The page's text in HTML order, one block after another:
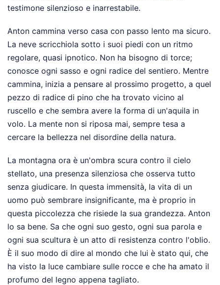
testimone silenzioso e inarrestabile.
Anton cammina verso casa con passo lento ma sicuro.
La neve scricchiola sotto i suoi piedi con un ritmo
regolare, quasi ipnotico. Non ha bisogno di torce;
conosce ogni sasso e ogni radice del sentiero. Mentre
cammina, inizia a pensare al prossimo progetto, a quel
pezzo di radice di pino che ha trovato vicino al
ruscello e che sembra avere la forma di un'aquila in
volo. La mente non si riposa mai, sempre tesa a
cercare la bellezza nel disordine della natura.
La montagna ora è un'ombra scura contro il cielo
stellato, una presenza silenziosa che osserva tutto
senza giudicare. In questa immensità, la vita di un
uomo può sembrare insignificante, ma è proprio in
questa piccolezza che risiede la sua grandezza. Anton
lo sa bene. Sa che ogni suo gesto, ogni sua parola e
ogni sua scultura è un atto di resistenza contro l'oblio.
È il suo modo di dire al mondo che lui è stato qui, che
ha visto la luce cambiare sulle rocce e che ha amato il
profumo del legno appena tagliato.